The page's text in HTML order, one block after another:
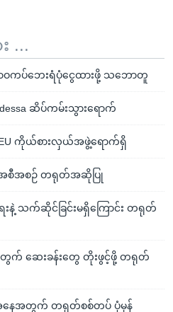
...
ပ်ဘေးရံပုံငွေထားဖို့ သဘောတူ
ဆိပ်ကမ်းသွားရောက်
EU ကိုယ်စားလှယ်အဖွဲ့ရောက်ရှိ
းအစီအစဉ် တရုတ်အဆိုပြု
နဲ့ သက်ဆိုင်ခြင်းမရှိကြောင်း တရုတ်
တွက် ဆေးခန်းတွေ တိုးဖွင့်ဖို့ တရုတ်
အနေအတွက် တရုတ်စစ်တပ် ပုံမှန်